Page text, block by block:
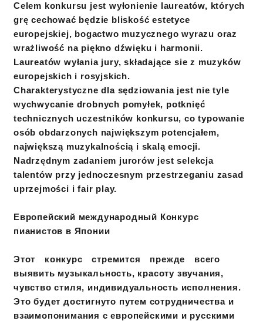
Celem konkursu jest wyłonienie laureatów, których
grę cechować będzie bliskość estetyce
europejskiej, bogactwo muzycznego wyrazu oraz
wrażliwość na piękno dźwięku i harmonii.
Laureatów wyłania jury, składające sie z muzyków
europejskich i rosyjskich.
Charakterystyczne dla sędziowania jest nie tyle
wychwycanie drobnych pomyłek, potknięć
technicznych uczestników konkursu, co typowanie
osób obdarzonych największym potencjałem,
największą muzykalnością i skalą emocji.
Nadrzędnym zadaniem jurorów jest selekcja
talentów przy jednoczesnym przestrzeganiu zasad
uprzejmości i fair play.
Европейский международный Конкурс
пианистов в Японии
Этот конкурс стремится прежде всего
выявить музыкальность, красоту звучания,
чувство стиля, индивидуальность исполнения.
Это будет достигнуто путем сотрудничества и
взаимопонимания с европейскими и русскими